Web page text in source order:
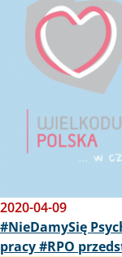
2020-04-09
#NieDamySię
pracy #RPO